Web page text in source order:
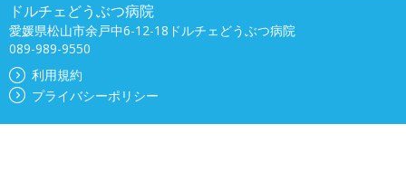
ドルチェどうぶつ病院
愛媛県松山市余戸中6-12-18ドルチェどうぶつ病院
089-989-9550
利用規約
プライバシーポリシー